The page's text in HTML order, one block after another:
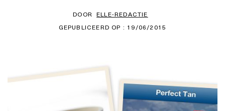
DOOR ELLE-REDACTIE
GEPUBLICEERD OP : 19/06/2015